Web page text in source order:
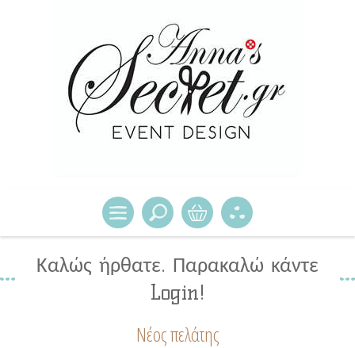
Καλώς ήρθατε. Παρακαλώ κάντε
Login!
Νέος πελάτης